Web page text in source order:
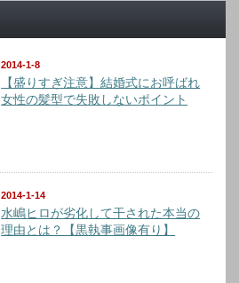
2014-1-8
【盛りすぎ注意】結婚式にお呼ばれ
女性の髪型で失敗しないポイント
2014-1-14
水嶋ヒロが劣化して干された本当の
理由とは？【黒執事画像有り】